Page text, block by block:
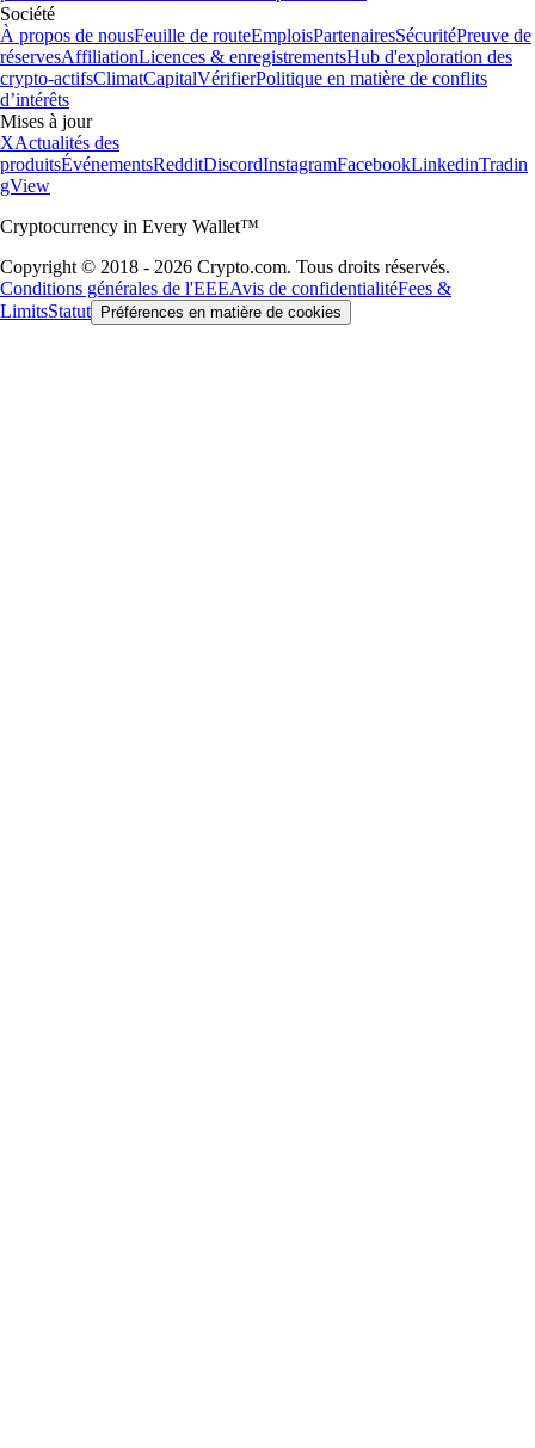
Société
À propos de nousFeuille de routeEmploisPartenairesSécuritéPreuve de
réservesAffiliationLicences & enregistrementsHub d'exploration des
crypto-actifsClimatCapitalVérifierPolitique en matière de conflits
d’intérêts
Mises à jour
XActualités des
produitsÉvénementsRedditDiscordInstagramFacebookLinkedinTradin
gView
Cryptocurrency in Every Wallet™
Copyright © 2018 - 2026 Crypto.com. Tous droits réservés.
Conditions générales de l'EEEAvis de confidentialitéFees &
LimitsStatut Préférences en matière de cookies